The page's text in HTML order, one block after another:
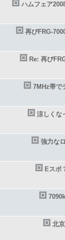
ハムフェア
再びFRG-
Re: 再び
7MHz帯で
涼しくな
強力な
Eスポ
北